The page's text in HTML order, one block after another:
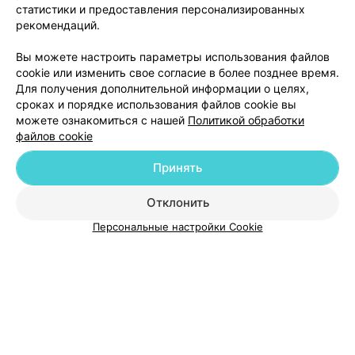
Процедура
Прокол ушей пистолетом Plus 27 руб.
Прокол ушей картриджем
66 руб.
Прокол хряща уха
19 руб.
Добавить компанию
Добавить специалиста
статистики и предоставления персонализированных
рекомендаций.
Вы можете настроить параметры использования файлов
cookie или изменить свое согласие в более позднее время.
Для получения дополнительной информации о целях,
сроках и порядке использования файлов cookie вы
можете ознакомиться с нашей Политикой обработки
файлов cookie
Отклонить
Принять
Персональные настройки Cookie